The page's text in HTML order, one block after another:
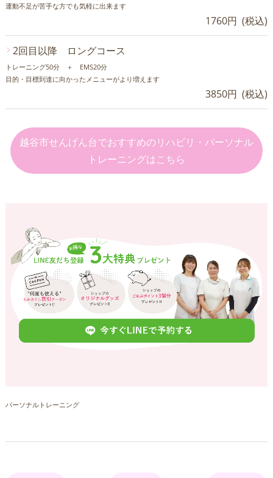
運動不足が苦手な方でも気軽に出来ます
1760円 (税込)
2回目以降 ロングコース
トレーニング50分 ＋ EMS20分
目的・目標到達に向かったメニューがより増えます
3850円 (税込)
越谷市せんげん台でおすすめのリハビリ・パーソナル
トレーニングはこちら
パーソナルトレーニング